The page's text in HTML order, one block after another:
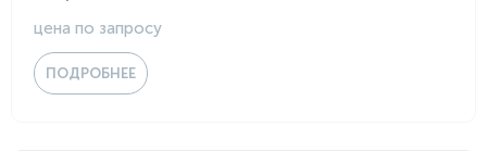
цена по запросу
ПОДРОБНЕЕ